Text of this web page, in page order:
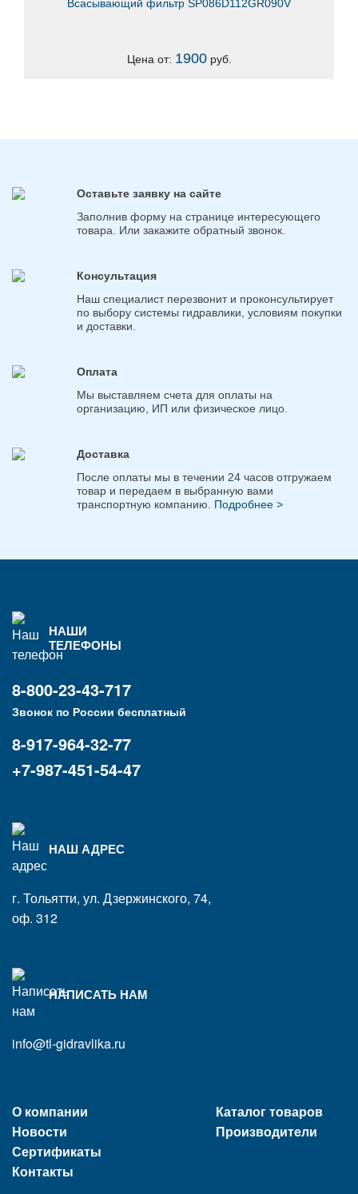
Всасывающий фильтр SP086D112GR090V
Цена от: 1900руб.
Оставьте заявку на сайте
Заполнив форму на странице интересующего
товара. Или закажите обратный звонок.
Консультация
Наш специалист перезвонит и проконсультирует
по выбору системы гидравлики, условиям покупки
и доставки.
Оплата
Мы выставляем счета для оплаты на
организацию, ИП или физическое лицо.
Доставка
После оплаты мы в течении 24 часов отгружаем
товар и передаем в выбранную вами
транспортную компанию. Подробнее >
НАШИ
ТЕЛЕФОНЫ
8-800-23-43-717
Звонок по России бесплатный
8-917-964-32-77
+7-987-451-54-47
НАШ АДРЕС
г. Тольятти, ул. Дзержинского, 74,
оф. 312
НАПИСАТЬ НАМ
info@tl-gidravlika.ru
О компании
Новости
Сертификаты
Контакты
Каталог товаров
Производители